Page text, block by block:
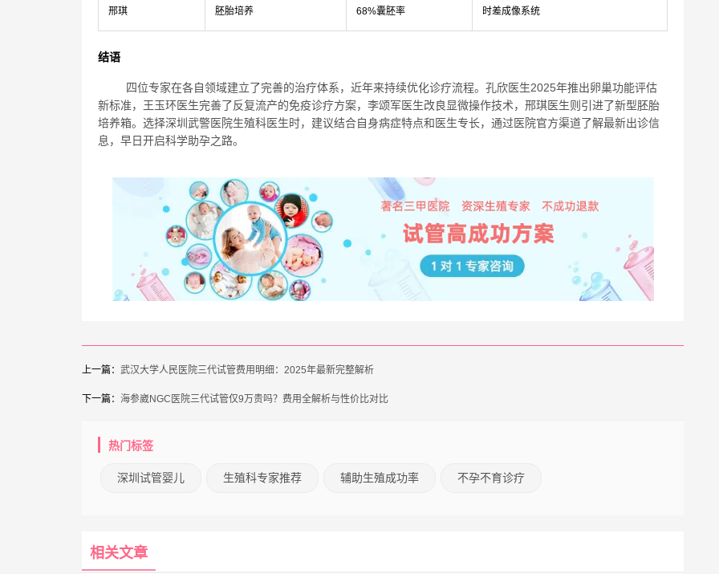
邢琪 胚胎培养 68%囊胚率 时差成像系统
结语
四位专家在各自领域建立了完善的治疗体系，近年来持续优化诊疗流程。孔欣医生2025年推出卵巢功能评估
新标准，王玉环医生完善了反复流产的免疫诊疗方案，李颂军医生改良显微操作技术，邢琪医生则引进了新型胚胎
培养箱。选择深圳武警医院生殖科医生时，建议结合自身病症特点和医生专长，通过医院官方渠道了解最新出诊信
息，早日开启科学助孕之路。
上一篇： 武汉大学人民医院三代试管费用明细：2025年最新完整解析
下一篇： 海参崴NGC医院三代试管仅9万贵吗？费用全解析与性价比对比
热门标签
深圳试管婴儿 生殖科专家推荐 辅助生殖成功率 不孕不育诊疗
相关文章